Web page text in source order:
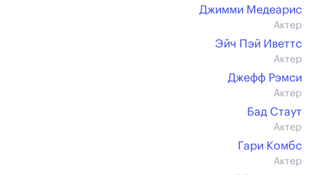
Джимми Медеарис
Актер
Эйч Пэй Иветтс
Актер
Джефф Рэмси
Актер
Бад Стаут
Актер
Гари Комбс
Актер